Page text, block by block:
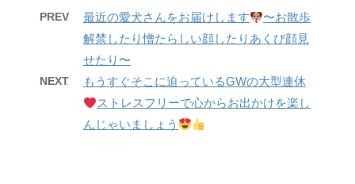
PREV 最近の愛犬さんをお届けします
〜お散歩
解禁したり憎たらしい顔したりあくび顔見
せたり〜
NEXT
もうすぐそこに迫っているGWの大型連休
ストレスフリーで心からお出かけを楽し
んじゃいましょう